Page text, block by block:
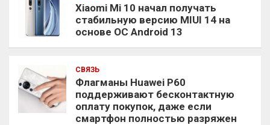
Xiaomi Mi 10 начал получать
стабильную версию MIUI 14 на
основе ОС Android 13
СВЯЗЬ
Флагманы Huawei P60
поддерживают бесконтактную
оплату покупок, даже если
смартфон полностью разряжен